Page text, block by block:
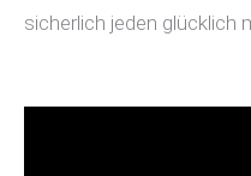
sicherlich jeden glücklich